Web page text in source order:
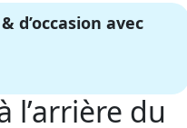
d’occasion avec
l’arrière du